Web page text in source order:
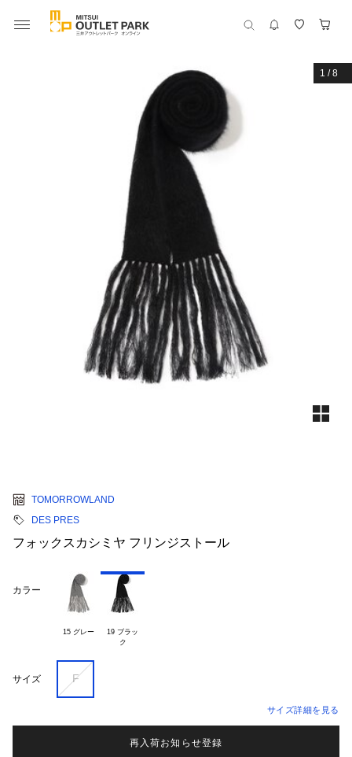
1 /8
TOMORROWLAND
DES PRES
フォックスカシミヤ フリンジストール
カラー
15 グレー
19 ブラッ
サイズ F
サイズ詳細を見る
再入荷お知らせ登録